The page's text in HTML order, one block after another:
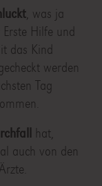
, was ja
Hilfe und
das Kind
werden
Tag
hat,
auch von den